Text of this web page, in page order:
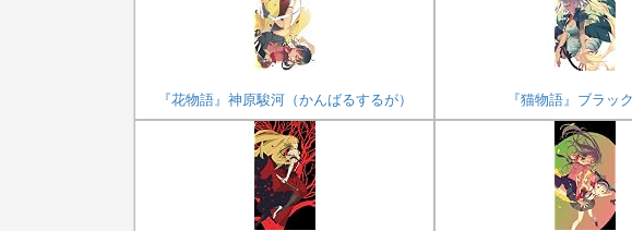
『花物語』神原駿河（かんばるするが） 『猫物語』ブラッ